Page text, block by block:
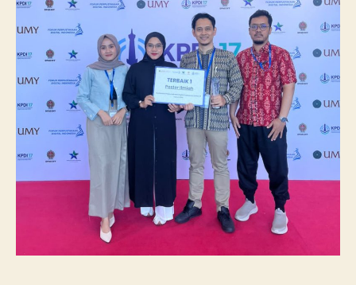
Juara
Lomba
Poster
Ilmiah
Nasional
di
KPDI
XVII